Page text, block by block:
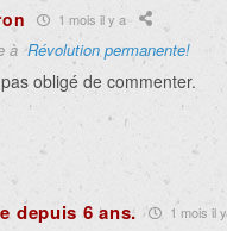
1 mois il y a
àRévolution permanente!
obligé de commenter.
depuis 6 ans. 1 mois il